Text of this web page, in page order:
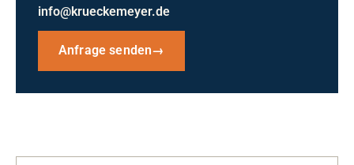
info@krueckemeyer.de
Anfrage senden→